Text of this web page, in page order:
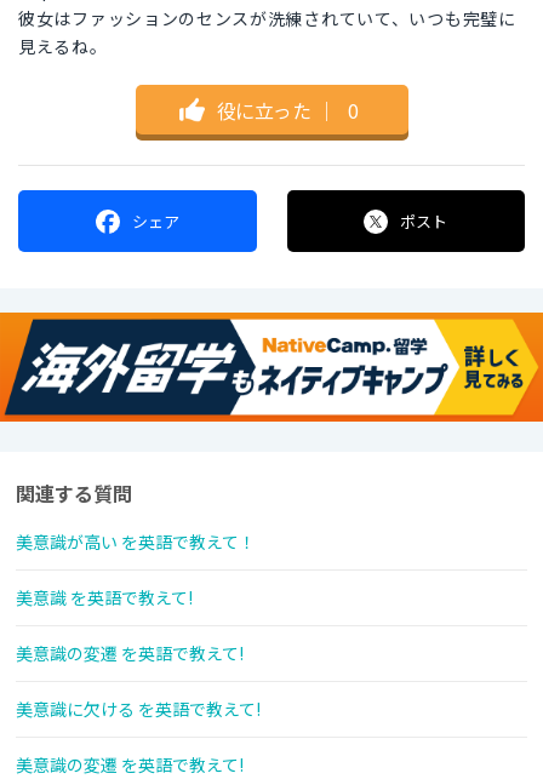
彼女はファッションのセンスが洗練されていて、いつも完璧に
見えるね。
役に立った ｜ 0
シェア ポスト
関連する質問
美意識が高い を英語で教えて！
美意識 を英語で教えて!
美意識の変遷 を英語で教えて!
美意識に欠ける を英語で教えて!
美意識の変遷 を英語で教えて!